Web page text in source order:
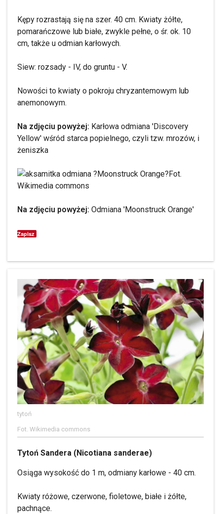
Kępy rozrastają się na szer. 40 cm. Kwiaty żółte,
pomarańczowe lub białe, zwykle pełne, o śr. ok. 10
cm, także u odmian karłowych.
Siew: rozsady - IV, do gruntu - V.
Nowości to kwiaty o pokroju chryzantemowym lub
anemonowym.
Na zdjęciu powyżej: Karłowa odmiana 'Discovery
Yellow' wśród starca popielnego, czyli tzw. mrozów, i
żeniszka
Fot.
Wikimedia commons
Na zdjęciu powyżej: Odmiana 'Moonstruck Orange'
Zapisz
tytoń
Fot. Wikimedia commons
Tytoń Sandera (Nicotiana sanderae)
Osiąga wysokość do 1 m, odmiany karłowe - 40 cm.
Kwiaty różowe, czerwone, fioletowe, białe i żółte,
pachnące.